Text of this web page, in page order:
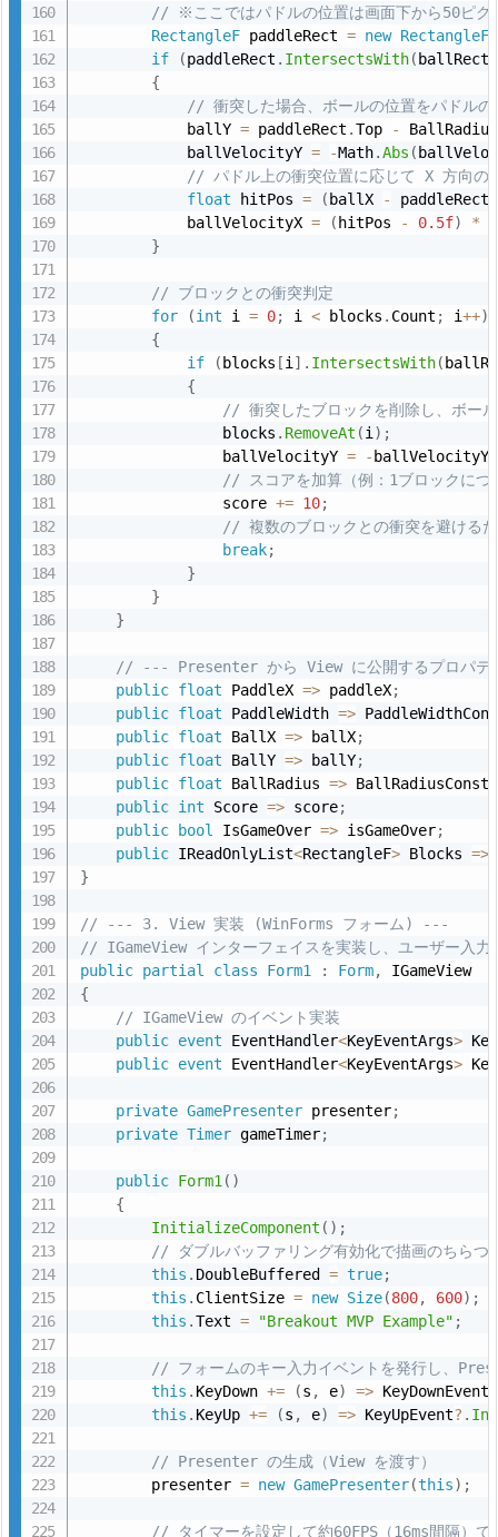
t
e
の
更
例
6.
3.
す
る
合
の
ポ
イ
ト
4.
M
o
d
追
加
の
U
M
L
// ※ここではパドルの位置は画面下から50ピク
RectangleF paddleRect = new RectangleF
if
(paddleRect . IntersectsWith( ballRect
{
// 衝突した場合、ボールの位置をパドル
            ballY
= paddleRect .Top -
            ballVelocityY
= -Math.Abs (
// パドル上の衝突位置に応じて X 方向の
float hitPos = ( ballX - paddleRect
            ballVelocityX
= ( hitPos - 0.5f) *
}
// ブロックとの衝突判定
for
(int i = 0; i < blocks . Count ; i++)
{
if
( blocks [i ] . IntersectsWith(
{
// 衝突したブロックを削除し、ボー
                blocks
. RemoveAt (i ) ;
                ballVelocityY
= - ballVelocityY
// スコアを加算（例：1ブロックに
                score
+= 10;
// 複数のブロックとの衝突を避ける
break;
}
}
}
// --- Presenter から View に公開するプロパ
public float PaddleX => paddleX;
public float PaddleWidth =>
public float BallX => ballX;
public float BallY => ballY;
public float BallRadius => BallRadiusConst
public int Score => score;
public
bool IsGameOver => isGameOver;
public IReadOnlyList<RectangleF> Blocks =>
}
// --- 3. View 実装 (WinForms フォーム) ---
// IGameView インターフェイスを実装し、ユーザー入力
public partial class Form1 : Form,
IGameView
{
// IGameView のイベント実装
public event EventHandler<KeyEventArgs>
public event EventHandler<KeyEventArgs>
private GamePresenter presenter;
private Timer gameTimer;
public Form1 ( )
{
InitializeComponent ( ) ;
// ダブルバッファリング有効化で描画のちらつ
this . DoubleBuffered = true;
this . ClientSize = new Size(800, 600) ;
this .Text = "Breakout MVP Example" ;
// フォームのキー入力イベントを発行し、
this . KeyDown += (s , e) => KeyDownEvent
this . KeyUp += (s , e) => KeyUpEvent? .
// Presenter の生成（View を渡す）
        presenter
= new GamePresenter(this) ;
// タイマーを設定して約60FPS（16ms間隔）で